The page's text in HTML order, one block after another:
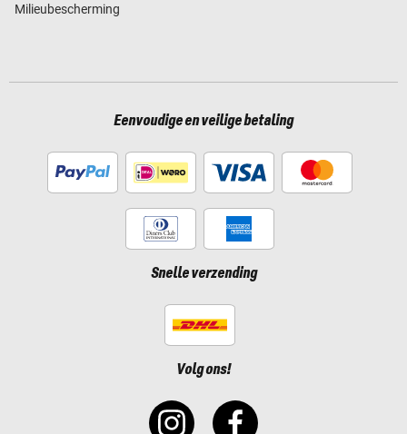
Milieubescherming
Eenvoudige en veilige betaling
Snelle verzending
Volg ons!